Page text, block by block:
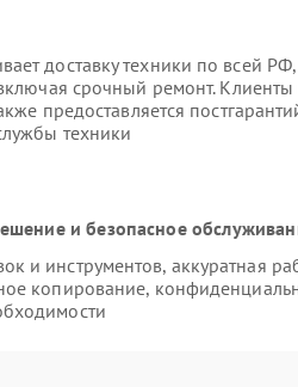
доставку техники по всей
срочный ремонт. Клиенты
предоставляется
техники
и безопасное
и инструментов, аккуратная
копирование,